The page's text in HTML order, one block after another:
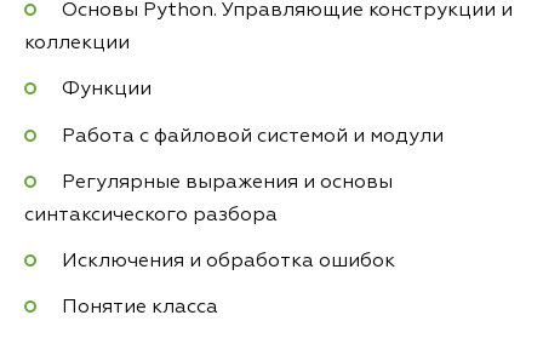
Основы Python. Управляющие конструкции и
коллекции
Функции
Работа с файловой системой и модули
Регулярные выражения и основы
синтаксического разбора
Исключения и обработка ошибок
Понятие класса